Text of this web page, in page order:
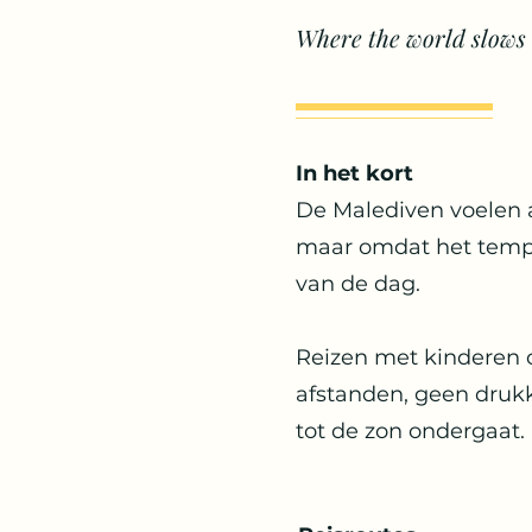
Where the world
In het kort
De Malediven
maar omdat het
van de dag.
Reizen met kinderen
afstanden, geen
tot de zon